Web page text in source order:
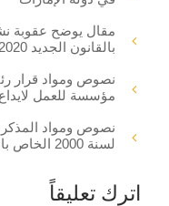
مقال يوضح عقوبة
بالقانون الجديد 2020
نصوص ومواد قرار
مؤسسة للعمل لايداع
لسنة 2000 الخاص بانشاء لجان فض المنازعات
اترك تعليقاً